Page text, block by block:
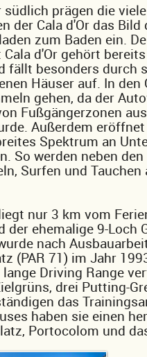
prägen die
der Cala d'Or das Bild
zum Baden ein.
d'Or gehört
fällt besonders durch
Häuser auf. In den
gehen, da der
Fußgängerzonen
Außerdem
Spektrum an
So werden neben den
Surfen und Tauchen
nur 3 km vom
der ehemalige 9-Loch
nach
(PAR 71) im Jahr
Driving Range
drei Putting-
das
haben sie einen
Portocolom und